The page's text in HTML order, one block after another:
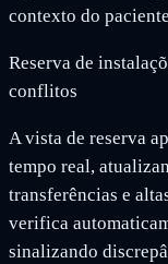
contexto do
Reserva de
conflitos
A vista de reserva
tempo real,
transferências e
verifica
sinalizando